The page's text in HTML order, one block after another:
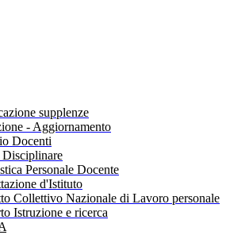
supplenze
- Aggiornamento
Docenti
Personale Docente
d'Istituto
Collettivo Nazionale di Lavoro personale
Istruzione e ricerca